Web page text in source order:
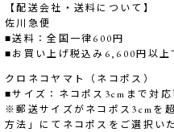
【配送会社・送料について】
佐川急便
■送料：全国一律600円
■お買い上げ税込み6,600円以上
クロネコヤマト（ネコポス）
■サイズ：ネコポス3cmまで対応
※郵送サイズがネコポス3cmを
方法」にてネコポスをご選択い